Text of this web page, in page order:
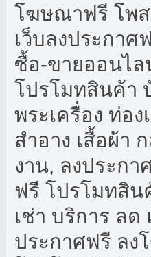
โฆษณาฟรี โพส
เว็บลงประกา
ซื้อ-ขายออนไล
โปรโมทสินค้า
พระเครื่อง ท่อง
สำอาง เสื้อผ้า
งาน, ลงประก
ฟรี โปรโมทสิ
เช่า บริการ ลด
ประกาศฟรี ล